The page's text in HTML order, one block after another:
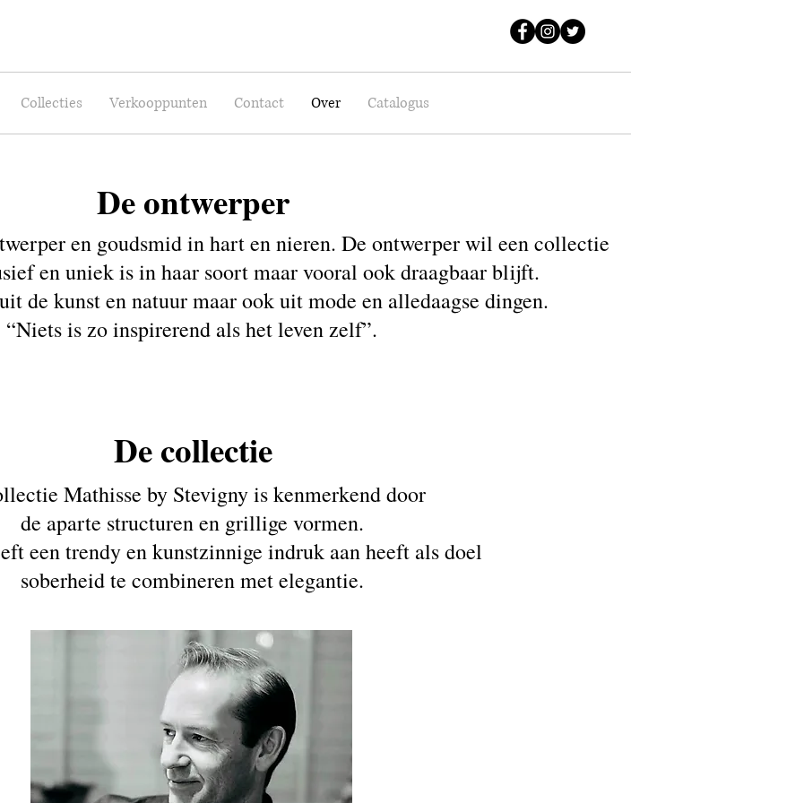
Collecties Verkooppunten Contact Over Catalogus
en goudsmid in hart en nieren. De ontwerper wil een collectie
en uniek is in haar soort maar vooral ook draagbaar blijft.
de kunst en natuur maar ook uit mode en alledaagse dingen.
“Niets is zo inspirerend als het leven zelf”.
De ontwerper
Mathisse by Stevigny is kenmerkend door
de aparte structuren en grillige vormen.
een trendy en kunstzinnige indruk aan heeft als doel
soberheid te combineren met elegantie.
De collectie